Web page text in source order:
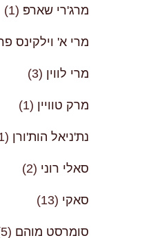
מרג'רי שארפּ (1)
מרי א' וילקינס
מרי לווין (3)
מרק טוויין (1)
נת'ניאל הות'ורן (1)
סאלי רוני (2)
סאקי (13)
סומרסט מוהם (5)